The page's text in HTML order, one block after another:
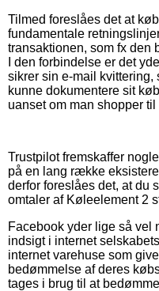
Tilmed foreslåes det at
fundamentale
transaktionen, som fx den
I den forbindelse er det
sikrer sin e-mail kvittering,
kunne dokumentere sit
uanset om man shopper
Trustpilot fremskaffer
på en lang række
derfor foreslåes det, at du
omtaler af Køleelement 2
Facebook yder lige så vel
indsigt i internet
internet varehuse som
bedømmelse af deres
tages i brug til at